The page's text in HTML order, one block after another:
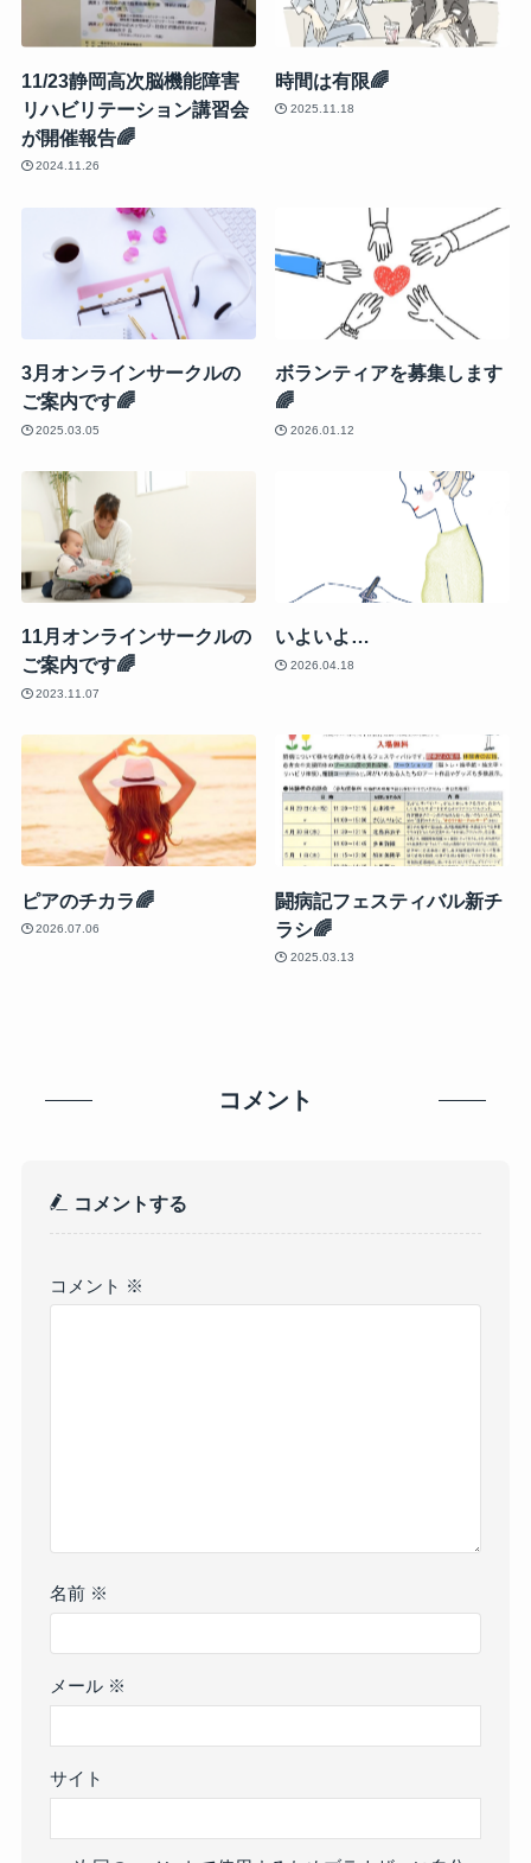
11/23静岡高次脳機能障害
リハビリテーション講習会
が開催報告🌈
2024.11.26
時間は有限🌈
2025.11.18
3月オンラインサークルの
ご案内です🌈
2025.03.05
ボランティアを募集します
🌈
2026.01.12
11月オンラインサークルの
ご案内です🌈
2023.11.07
いよいよ…
2026.04.18
ピアのチカラ🌈
2026.07.06
闘病記フェスティバル新チ
ラシ🌈
2025.03.13
コメント
コメントする
コメント ※
名前 ※
メール ※
サイト